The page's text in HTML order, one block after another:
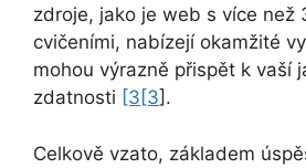
zdroje, jako je web s více než
cvičeními, nabízejí okamžité
mohou výrazně přispět k vaší
zdatnosti [3[3].
Celkově vzato, základem